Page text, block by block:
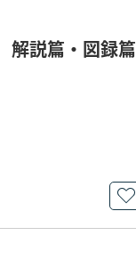
説篇・図録篇